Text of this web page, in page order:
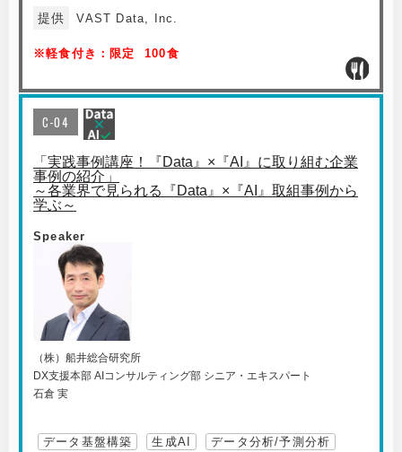
提供 VAST Data, Inc.
※軽食付き：限定 100食
C-04
「実践事例講座！『Data』×『AI』に取り組む企業
事例の紹介」
～各業界で見られる『Data』×『AI』取組事例から
学ぶ～
Speaker
（株）船井総合研究所
DX支援本部 AIコンサルティング部 シニア・エキスパート
石倉 実
データ基盤構築 生成AI データ分析/予測分析